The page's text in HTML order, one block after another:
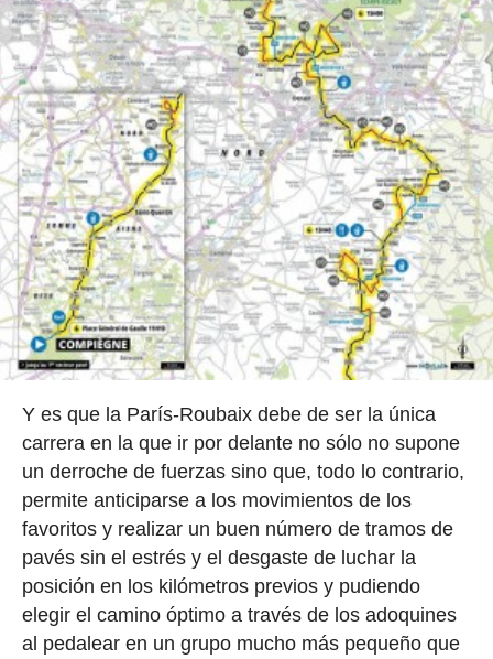
Y es que la París-Roubaix debe de ser la única
carrera en la que ir por delante no sólo no supone
un derroche de fuerzas sino que, todo lo contrario,
permite anticiparse a los movimientos de los
favoritos y realizar un buen número de tramos de
pavés sin el estrés y el desgaste de luchar la
posición en los kilómetros previos y pudiendo
elegir el camino óptimo a través de los adoquines
al pedalear en un grupo mucho más pequeño que